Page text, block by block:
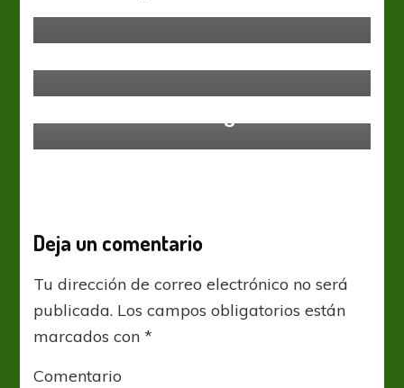
Deja un comentario
Tu dirección de correo electrónico no será
publicada. Los campos obligatorios están
marcados con*
Comentario